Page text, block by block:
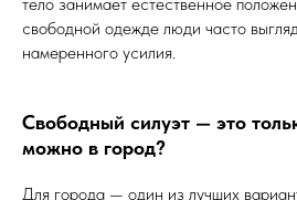
свободной одежде люди часто
намеренного усилия.
Свободный силуэт — это
можно в город?
Для города — один из лучших